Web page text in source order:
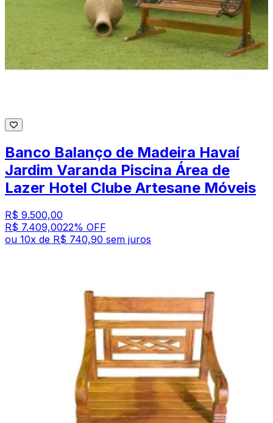
Banco Balanço de Madeira Havaí
Jardim Varanda Piscina Área de
Lazer Hotel Clube Artesane Móveis
R$ 9.500,00
R$ 7.409,0022% OFF
ou 10x de R$ 740,90 sem juros